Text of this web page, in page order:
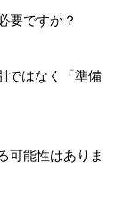
要ですか？
ではなく「準備
可能性はありま